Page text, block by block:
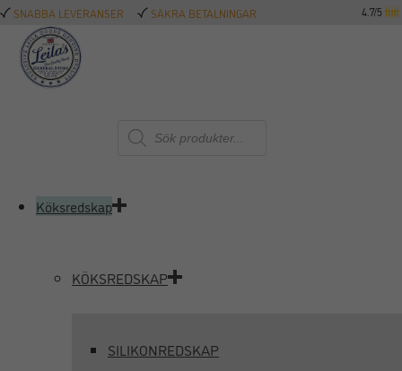
SNABBA LEVERANSER SÄKRA BETALNINGAR 4.7/5
Produktsökning
Köksredskap
KÖKSREDSKAP
SILIKONREDSKAP